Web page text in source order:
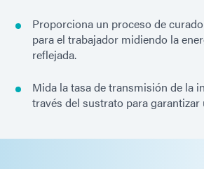
Proporciona un proceso de
para el trabajador midiendo la
reflejada.
Mida la tasa de transmisión de la
través del sustrato para